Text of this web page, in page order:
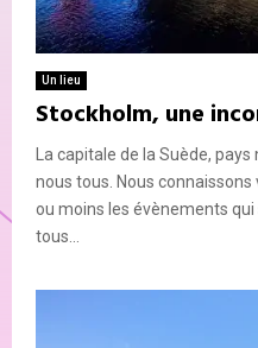
Un lieu
Stockholm, une
La capitale de la Suède,
nous tous. Nous
ou moins les évènements qui
tous...